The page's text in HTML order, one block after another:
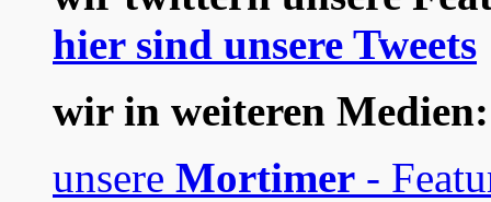
hier sind unsere Tweets
wir in weiteren Medien:
unsere Mortimer -